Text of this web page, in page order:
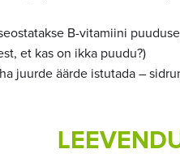
B-vitamiini
et kas on ikka puudu?)
juurde äärde istutada –